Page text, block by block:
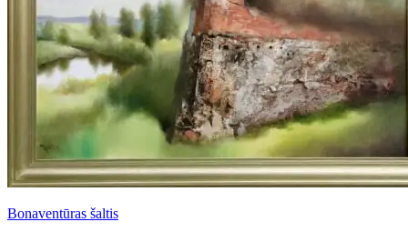
Bonaventūras šaltis